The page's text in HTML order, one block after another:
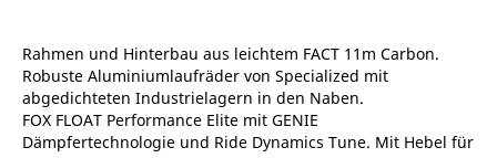
Rahmen und Hinterbau aus leichtem FACT 11m Carbon.
Robuste Aluminiumlaufräder von Specialized mit
abgedichteten Industrielagern in den Naben.
FOX FLOAT Performance Elite mit GENIE
Dämpfertechnologie und Ride Dynamics Tune. Mit Hebel für